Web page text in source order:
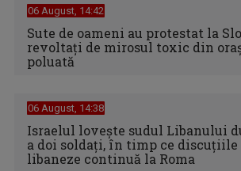
06 August, 14:42
Sute de oameni au protestat la
revoltați de mirosul toxic din
poluată
06 August, 14:38
Israelul loveşte sudul Libanului
a doi soldaţi, în timp ce
libaneze continuă la Roma